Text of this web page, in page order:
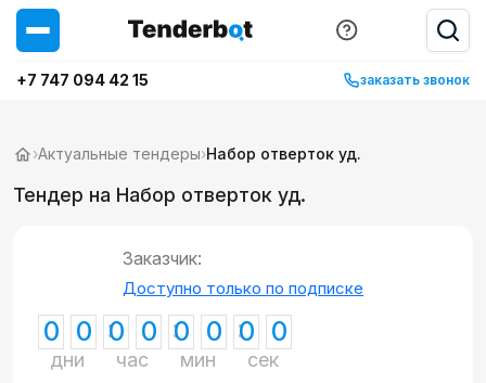
+7 747 094 42 15 заказать звонок
›Актуальные тендеры›Набор отверток уд.
Тендер на Набор отверток уд.
Заказчик:
Доступно только по подписке
0 0
дни
0 0
час
0 0
мин
0 0
сек